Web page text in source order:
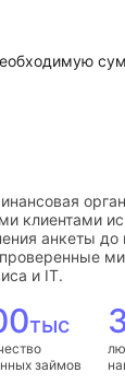
клиентами
анкеты до
и IT.
тыс
займов